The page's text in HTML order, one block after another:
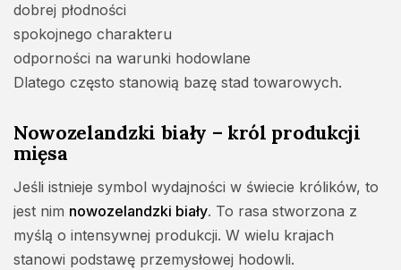
dobrej płodności
spokojnego charakteru
odporności na warunki hodowlane
Dlatego często stanowią bazę stad towarowych.
Nowozelandzki biały – król produkcji
mięsa
Jeśli istnieje symbol wydajności w świecie królików, to
jest nim nowozelandzki biały. To rasa stworzona z
myślą o intensywnej produkcji. W wielu krajach
stanowi podstawę przemysłowej hodowli.